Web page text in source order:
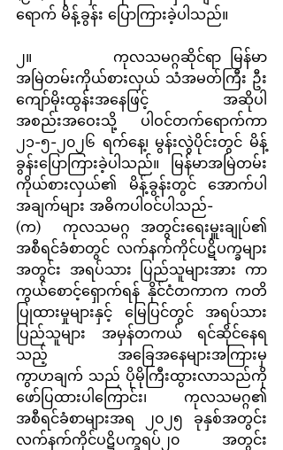
ရောက် မိန့်ခွန်း ပြောကြားခဲ့ပါသည်။
၂။         ကုလသမဂ္ဂဆိုင်ရာ မြန်မာ
အမြဲတမ်းကိုယ်စားလှယ် သံအမတ်ကြီး ဦး
ကျော်မိုးထွန်းအနေဖြင့် အဆိုပါ
အစည်းအဝေးသို့ ပါဝင်တက်ရောက်ကာ
၂၁-၅-၂၀၂၆ ရက်နေ့၊ မွန်းလွဲပိုင်းတွင် မိန့်
ခွန်းပြောကြားခဲ့ပါသည်။  မြန်မာအမြဲတမ်း
ကိုယ်စားလှယ်၏ မိန့်ခွန်းတွင် အောက်ပါ
အချက်များ အဓိကပါဝင်ပါသည်-
(က)  ကုလသမဂ္ဂ အတွင်းရေးမှူးချုပ်၏
အစီရင်ခံစာတွင် လက်နက်ကိုင်ပဋိပက္ခများ
အတွင်း အရပ်သား ပြည်သူများအား ကာ
ကွယ်စောင့်ရှောက်ရန် နိုင်ငံတကာက ကတိ
ပြုထားမှုများနှင့် မြေပြင်တွင် အရပ်သား
ပြည်သူများ အမှန်တကယ် ရင်ဆိုင်နေရ
သည့် အခြေအနေများအကြားမှ
ကွာဟချက် သည် ပိုမိုကြီးထွားလာသည်ကို
ဖော်ပြထားပါကြောင်း၊ ကုလသမဂ္ဂ၏
အစီရင်ခံစာများအရ ၂၀၂၅ ခုနှစ်အတွင်း
လက်နက်ကိုင်ပဋိပက္ခရပ်၂၀ အတွင်း